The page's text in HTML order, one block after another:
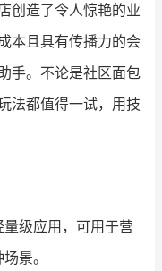
创造了令人惊艳的业
本且具有传播力的会
手。不论是社区面包
法都值得一试，用技
级应用，可用于营
景。